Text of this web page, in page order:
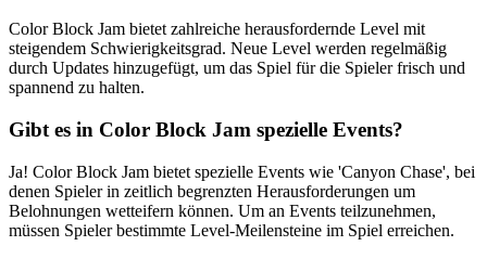
Color Block Jam bietet zahlreiche herausfordernde Level mit
steigendem Schwierigkeitsgrad. Neue Level werden regelmäßig
durch Updates hinzugefügt, um das Spiel für die Spieler frisch und
spannend zu halten.
Gibt es in Color Block Jam spezielle Events?
Ja! Color Block Jam bietet spezielle Events wie 'Canyon Chase', bei
denen Spieler in zeitlich begrenzten Herausforderungen um
Belohnungen wetteifern können. Um an Events teilzunehmen,
müssen Spieler bestimmte Level-Meilensteine im Spiel erreichen.